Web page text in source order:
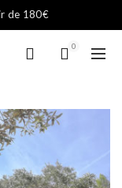
de 180€
0